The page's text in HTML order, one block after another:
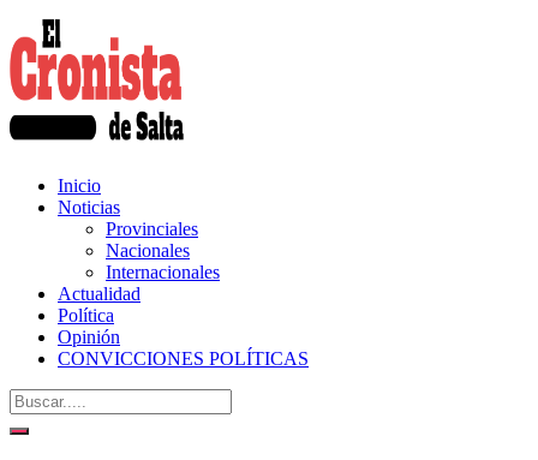
Inicio
Noticias
Provinciales
Nacionales
Internacionales
Actualidad
Política
Opinión
CONVICCIONES POLÍTICAS